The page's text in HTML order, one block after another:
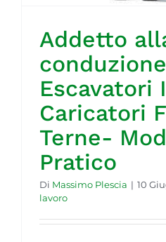
Addetto
Escavatori
Caricatori
Terne-
Pratico
Di Massimo Plescia | 10
lavoro